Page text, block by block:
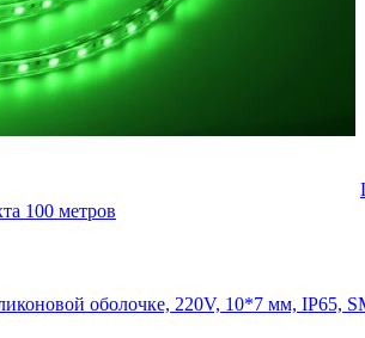
100 метров
оболочке, 220V, 10*7 мм, IP65,